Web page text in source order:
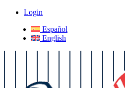
Login
Español
English